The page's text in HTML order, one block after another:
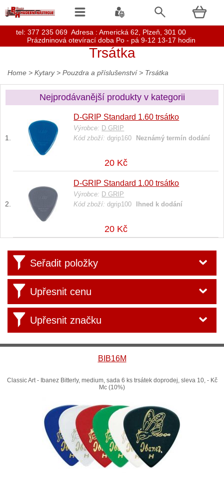
Trsátka
Home > Kytary> Pouzdra a příslušenství> Trsátka
Nejprodávanější produkty v kategorii
D-GRIP Standard 1.60 trsátko
Výrobce: D GRIP
Kód zboží: dgrip160 Neznámý termín dodání
20 Kč
D-GRIP Standard 1.00 trsátko
Výrobce: D GRIP
Kód zboží: dgrip100 Ihned k dodání
20 Kč
Seřadit položky
Upřesnit cenu
Upřesnit značku
BIB16M
Classic Art - Ibanez Bitterly, medium, sada 6 ks trsátek doprodej, sleva 10, - Kč
Mc (10%)
tel: 377 235 069 Adresa : Americká 62, Plzeň, 301 00
Prázdninová otevírací doba Po - pá 9-12 13-17 hodin